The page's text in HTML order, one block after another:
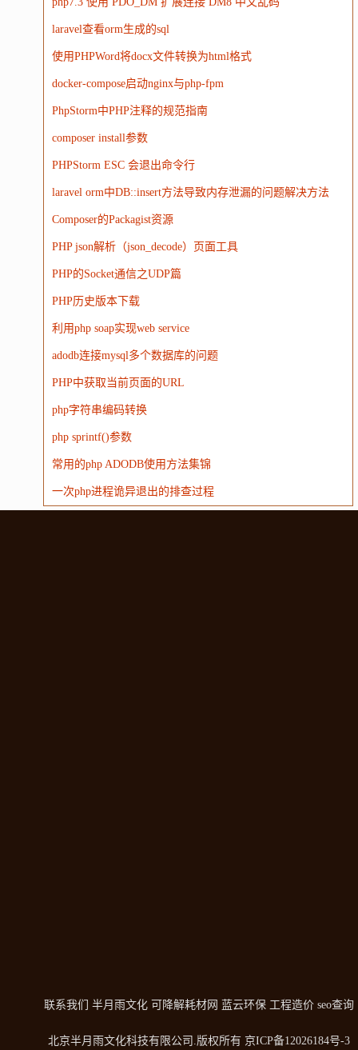
WordPress HTTP 团建 数码电器
laravel查看orm生成的sql
使用PHPWord将docx文件转换为html格式
docker-compose启动nginx与php-fpm
PhpStorm中PHP注释的规范指南
composer install参数
PHPStorm ESC 会退出命令行
laravel orm中DB::insert方法导致内存泄漏的问题解决方法
Composer的Packagist资源
PHP json解析（json_decode）页面工具
PHP的Socket通信之UDP篇
PHP历史版本下载
利用php soap实现web service
adodb连接mysql多个数据库的问题
PHP中获取当前页面的URL
php字符串编码转换
php sprintf()参数
常用的php ADODB使用方法集锦
一次php进程诡异退出的排查过程
联系我们 半月雨文化 可降解耗材网 蓝云环保 工程造价 seo查询
北京半月雨文化科技有限公司 .版权所有 京ICP备12026184号-3